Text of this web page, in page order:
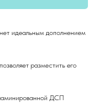
идеальным дополнением
разместить его
ДСП